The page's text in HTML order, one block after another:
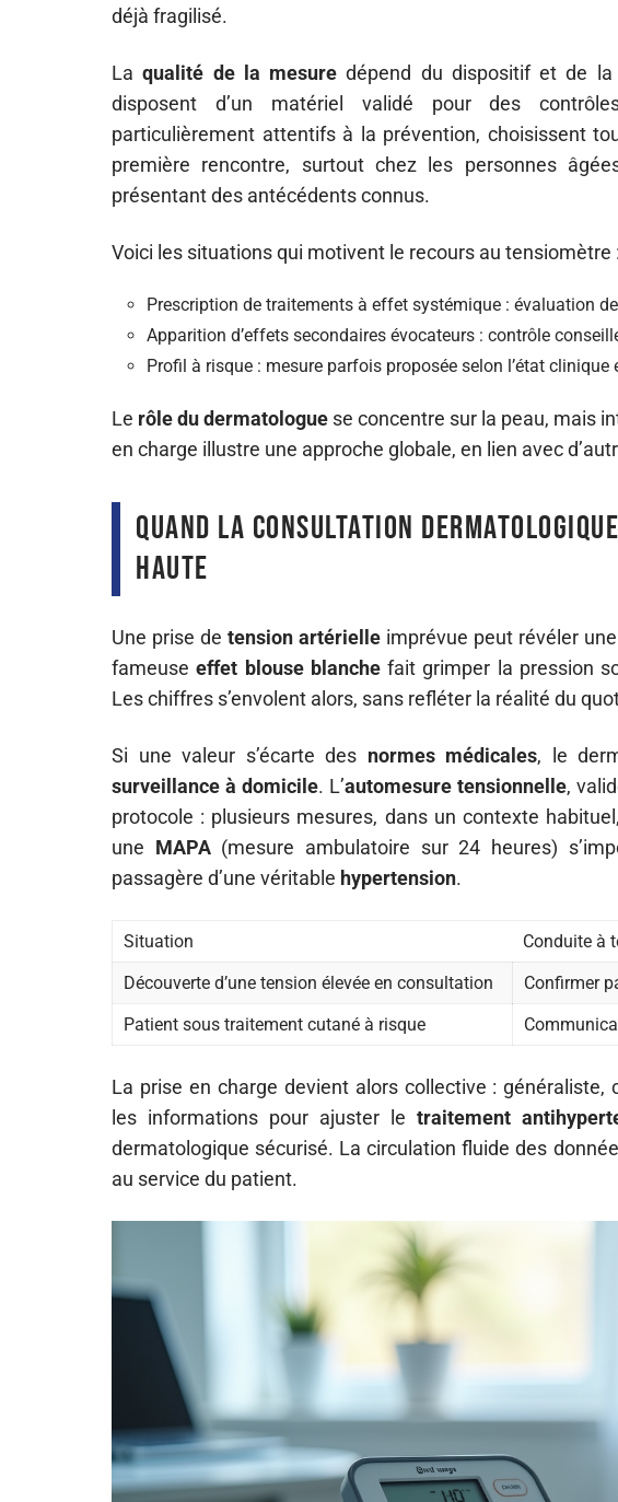
déjà fragilisé.
Laqualité de la mesure dépend du dispositif et de
disposent d’un matériel validé pour des
particulièrement attentifs à la prévention, choisissent
première rencontre, surtout chez les personnes
présentant des antécédents connus.
Voici les situations qui motivent le recours au tensiomètre :
Prescription de traitements à effet systémique : évaluation
Apparition d’effets secondaires évocateurs : contrôle
Profil à risque : mesure parfois proposée selon l’état clinique
Le rôle du dermatologue se concentre sur la peau, mais
en charge illustre une approche globale, en lien avec
Quand la consultation
haute
Une prise de tension artérielle imprévue peut révéler
fameuseeffet blouse blanchefait grimper la pression
Les chiffres s’envolent alors, sans refléter la réalité du
Si une valeur s’écarte des normes médicales, le
surveillance à domicile. L’automesure tensionnelle,
protocole : plusieurs mesures, dans un contexte
une MAPA(mesure ambulatoire sur 24 heures)
passagère d’une véritable hypertension.
Situation
Conduite à
Découverte d’une tension élevée en consultation
Confirmer
Patient sous traitement cutané à risque
La prise en charge devient alors collective :
les informations pour ajuster le traitement
dermatologique sécurisé. La circulation fluide des
au service du patient.